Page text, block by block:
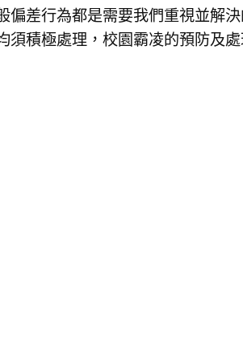
偏差行為都是需要我們重視並解
須積極處理，校園霸凌的預防及處